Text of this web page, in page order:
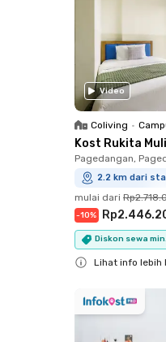
Video
Coliving •
Kost Rukita
Pagedangan,
2.2 km dari
mulai dari
-10%
Diskon sewa
Lihat info lebih